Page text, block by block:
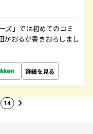
ズ」では初めてのコミ
かおるが書きおろしまし
詳細を見る
14